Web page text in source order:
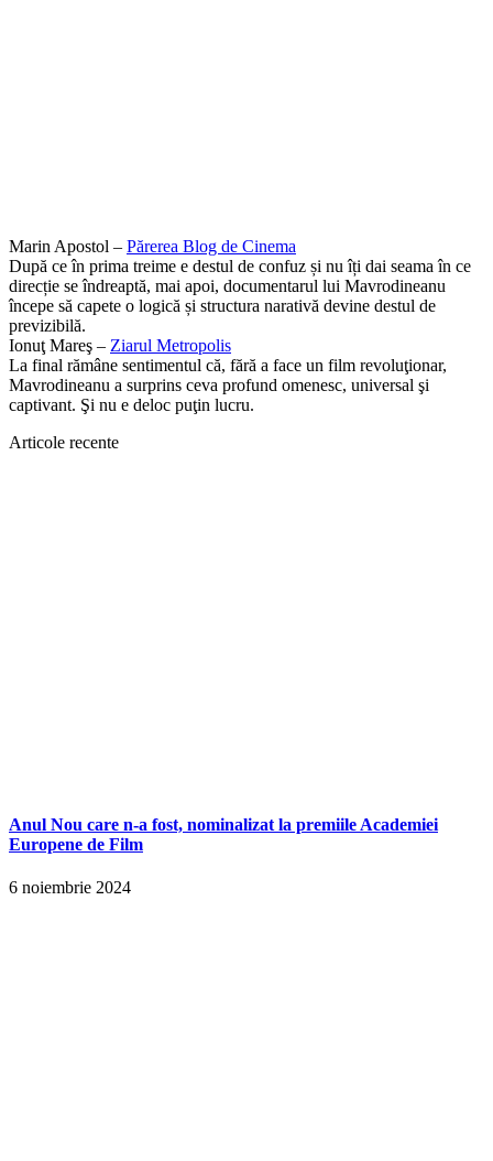
Marin Apostol – Părerea Blog de Cinema
După ce în prima treime e destul de confuz și nu îți dai seama în ce
direcție se îndreaptă, mai apoi, documentarul lui Mavrodineanu
începe să capete o logică și structura narativă devine destul de
previzibilă.
Ionuţ Mareş – Ziarul Metropolis
La final rămâne sentimentul că, fără a face un film revoluţionar,
Mavrodineanu a surprins ceva profund omenesc, universal şi
captivant. Şi nu e deloc puţin lucru.
Articole recente
Anul Nou care n-a fost, nominalizat la premiile Academiei
Europene de Film
6 noiembrie 2024